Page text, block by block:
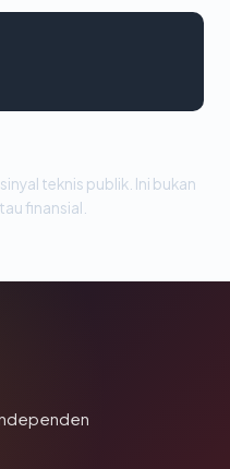
teknis publik. Ini bukan
finansial.